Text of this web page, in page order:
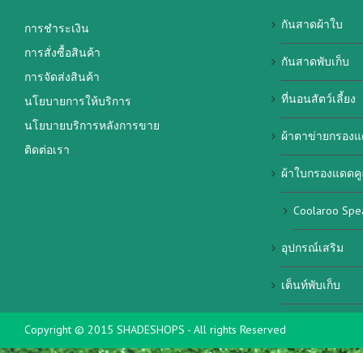
การชำระเงิน
การสั่งซื้อสินค้า
การจัดส่งสินค้า
นโยบายการให้บริการ
นโยบายบริการหลังการขาย
ติดต่อเรา
กันสาดผ้าใบ
กันสาดพับเก็บ
ที่นอนสัตว์เลี้ยง
ผ้าตาข่ายกรอง
ผ้าใบกรองแดด
Coolaroo
อุปกรณ์เสริม
เต็นท์พับเก็บ
Copyright © 2015 SHADESHOPS - All rights Reserved